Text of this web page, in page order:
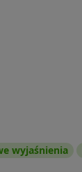
wyjaśnienia